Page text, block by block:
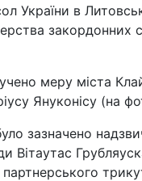
України в
закордонних
меру міста
Януконісу (на
зазначено
Вітаутас